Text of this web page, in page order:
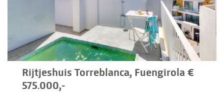
Rijtjeshuis Torreblanca, Fuengirola €
575.000,-